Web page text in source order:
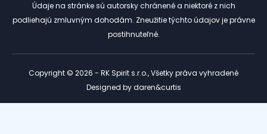
Údaje na stránke sú autorsky chránené a niektoré z nich
podliehajú zmluvným dohodám. Zneužitie týchto údajov je právne
postihnuteľné.
Copyright © 2026 - RK Spirit s.r.o., Všetky práva vyhradené
Designed bydaren&curtis